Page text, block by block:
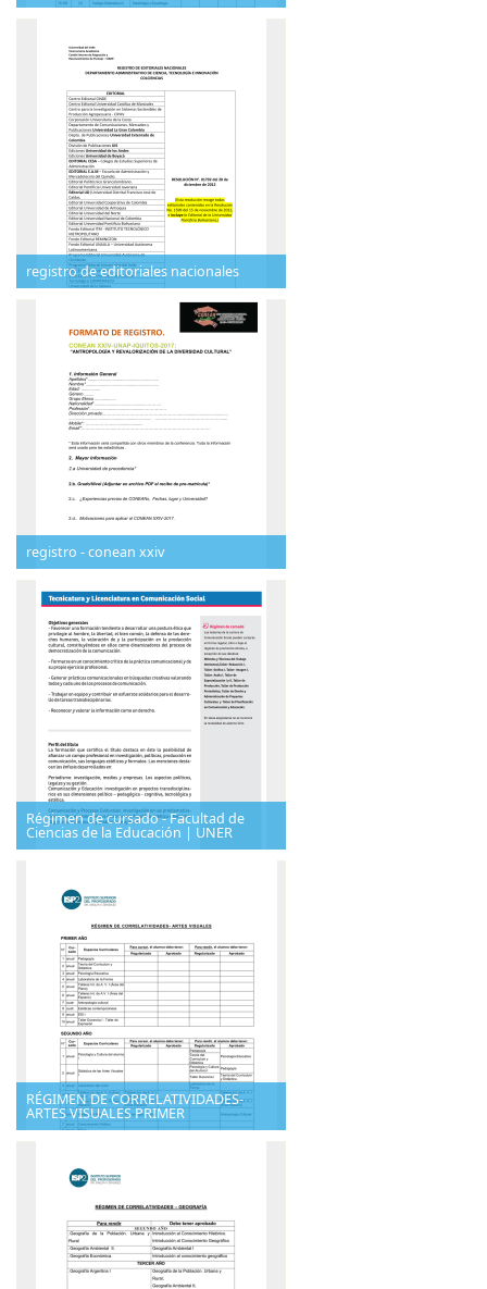
registro de editoriales nacionales
registro - conean xxiv
Régimen de cursado - Facultad de
Ciencias de la Educación | UNER
RÉGIMEN DE CORRELATIVIDADES-
ARTES VISUALES PRIMER